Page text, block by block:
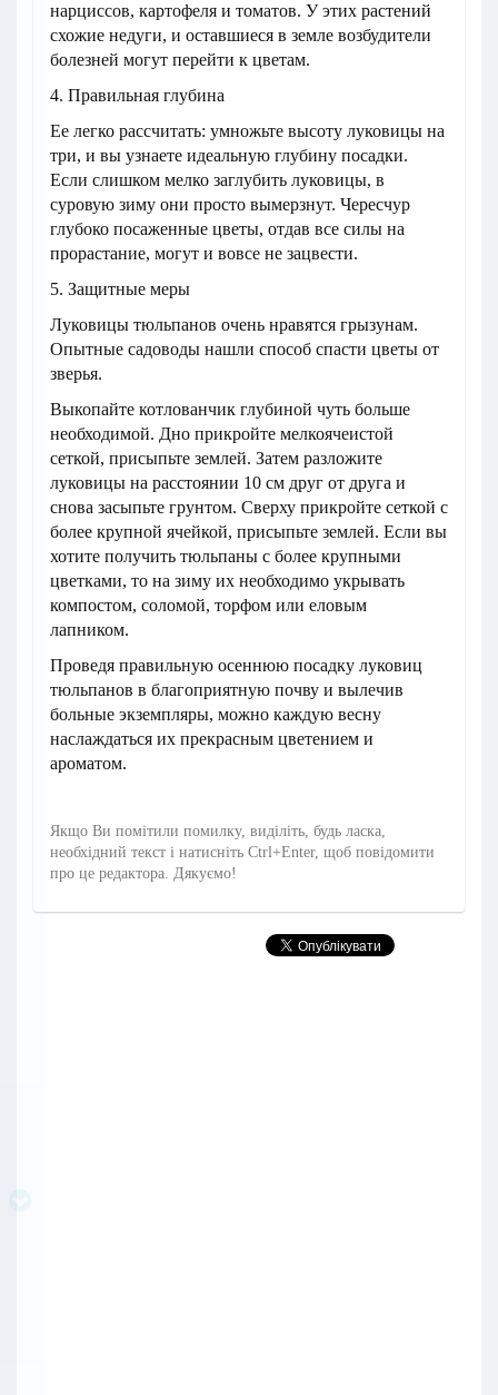
нарциссов, картофеля и томатов. У этих растений
схожие недуги, и оставшиеся в земле возбудители
болезней могут перейти к цветам.
4. Правильная глубина
Ее легко рассчитать: умножьте высоту луковицы на
три, и вы узнаете идеальную глубину посадки.
Если слишком мелко заглубить луковицы, в
суровую зиму они просто вымерзнут. Чересчур
глубоко посаженные цветы, отдав все силы на
прорастание, могут и вовсе не зацвести.
5. Защитные меры
Луковицы тюльпанов очень нравятся грызунам.
Опытные садоводы нашли способ спасти цветы от
зверья.
Выкопайте котлованчик глубиной чуть больше
необходимой. Дно прикройте мелкоячеистой
сеткой, присыпьте землей. Затем разложите
луковицы на расстоянии 10 см друг от друга и
снова засыпьте грунтом. Сверху прикройте сеткой с
более крупной ячейкой, присыпьте землей. Если вы
хотите получить тюльпаны с более крупными
цветками, то на зиму их необходимо укрывать
компостом, соломой, торфом или еловым
лапником.
Проведя правильную осеннюю посадку луковиц
тюльпанов в благоприятную почву и вылечив
больные экземпляры, можно каждую весну
наслаждаться их прекрасным цветением и
ароматом.
Якщо Ви помітили помилку, виділіть, будь ласка,
необхідний текст і натисніть Ctrl+Enter, щоб повідомити
про це редактора. Дякуємо!